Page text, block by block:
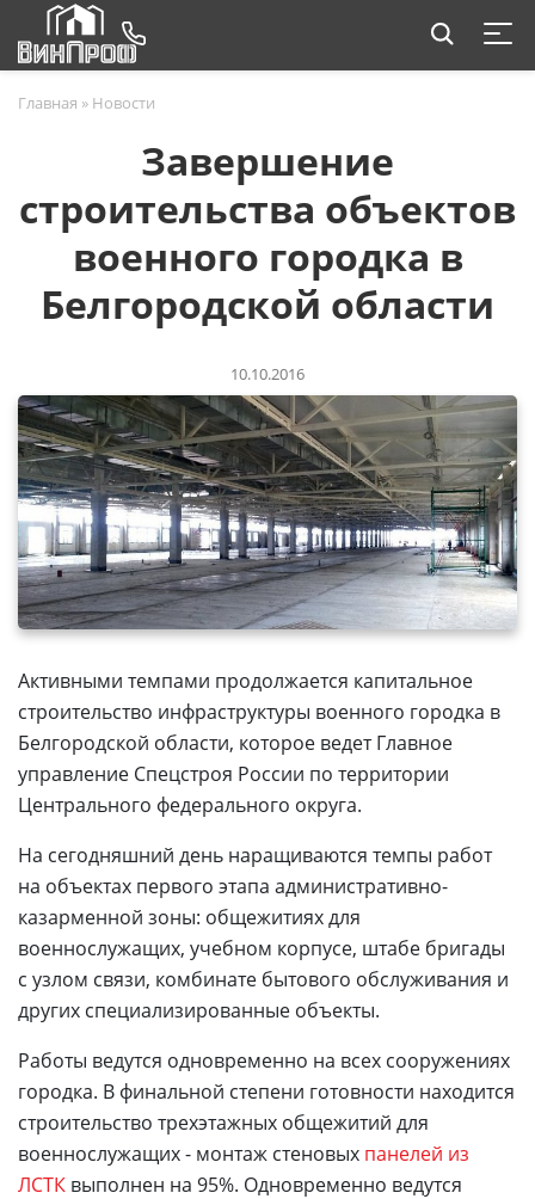
Главная » Новости
Завершение
строительства объектов
военного городка в
Белгородской области
10.10.2016
Активными темпами продолжается капитальное
строительство инфраструктуры военного городка в
Белгородской области, которое ведет Главное
управление Спецстроя России по территории
Центрального федерального округа.
На сегодняшний день наращиваются темпы работ
на объектах первого этапа административно-
казарменной зоны: общежитиях для
военнослужащих, учебном корпусе, штабе бригады
с узлом связи, комбинате бытового обслуживания и
других специализированные объекты.
Работы ведутся одновременно на всех сооружениях
городка. В финальной степени готовности находится
строительство трехэтажных общежитий для
военнослужащих - монтаж стеновых панелей из
ЛСТК выполнен на 95%. Одновременно ведутся